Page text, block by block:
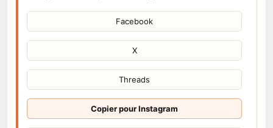
Facebook
X
Threads
Copier pour Instagram